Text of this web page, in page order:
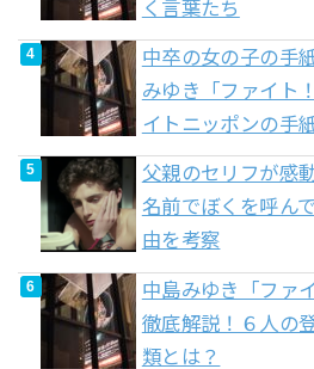
く言葉たち
中卒の女の子の手
みゆき「ファイト
イトニッポンの手
父親のセリフが感
名前でぼくを呼ん
由を考察
中島みゆき「ファ
徹底解説！６人の
類とは？